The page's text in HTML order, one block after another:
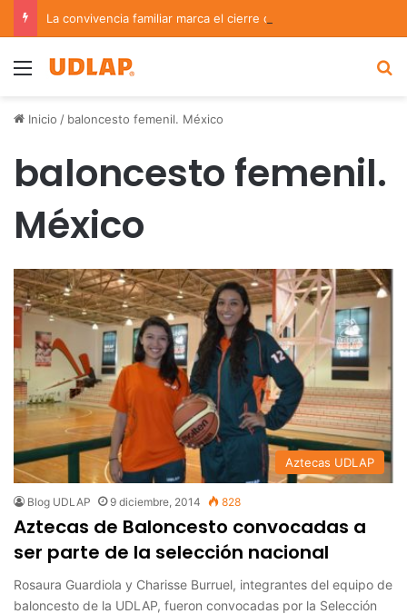
Menu
Inicio / baloncesto femenil. México
baloncesto femenil.
México
Aztecas UDLAP
Blog UDLAP 9 diciembre, 2014 828
Aztecas de Baloncesto convocadas a
ser parte de la selección nacional
Rosaura Guardiola y Charisse Burruel, integrantes del equipo de
baloncesto de la UDLAP, fueron convocadas por la Selección